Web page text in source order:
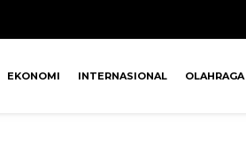
EKONOMI INTERNASIONAL OLAHRAGA